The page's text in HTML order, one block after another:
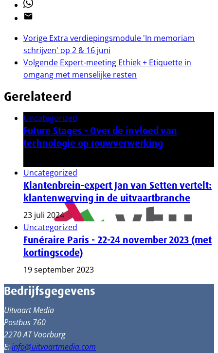
Whatsapp
Email
Vorige Extra verdiepingsmodule 'In memoriam
schrijven' op 2 & 16 juni
Volgende Expert-meeting Ethiek + Etiquette in
omgang met menselijke resten
Gerelateerd
Uncategorized
Future Stages - Over de invloed van
technologie op rouwverwerking
Uncategorized
Klantenbrein-expert Jan van Setten vertelt:
klantenwerving in de uitvaartbranche
23 juli 2024
Uncategorized
Funéraire Paris - 22-24 november 2023 (met
kortingscode)
19 september 2023
Bedrijfsgegevens
Uitvaart Media
Postbus 760
2270 AT Voorburg
E:info@uitvaartmedia.com